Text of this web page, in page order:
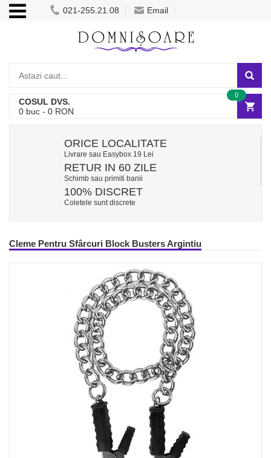
021-255.21.08 Email
COSUL DVS.
0 buc - 0 RON
0
ORICE LOCALITATE
Livrare sau Easybox 19 Lei
RETUR IN 60 ZILE
Schimb sau primiti banii
100% DISCRET
Coletele sunt discrete
Cleme Pentru Sfârcuri Block Busters Argintiu